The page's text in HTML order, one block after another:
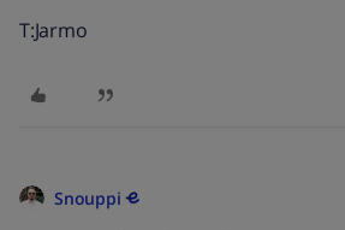
T:Jarmo
Snouppi